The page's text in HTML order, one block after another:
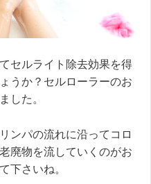
セルライト除去効果を得
うか？セルローラーのお
した。
ンパの流れに沿ってコロ
廃物を流していくのがお
下さいね。